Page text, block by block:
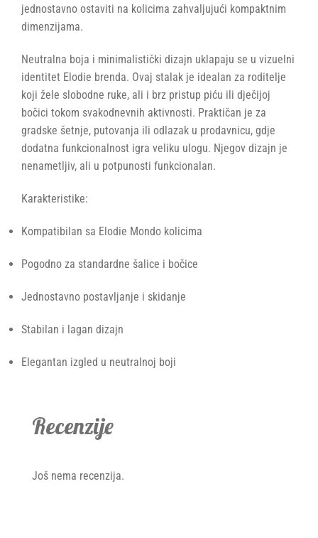
jednostavno ostaviti na kolicima zahvaljujući kompaktnim
dimenzijama.
Neutralna boja i minimalistički dizajn uklapaju se u vizuelni
identitet Elodie brenda. Ovaj stalak je idealan za roditelje
koji žele slobodne ruke, ali i brz pristup piću ili dječijoj
bočici tokom svakodnevnih aktivnosti. Praktičan je za
gradske šetnje, putovanja ili odlazak u prodavnicu, gdje
dodatna funkcionalnost igra veliku ulogu. Njegov dizajn je
nenametljiv, ali u potpunosti funkcionalan.
Karakteristike:
Kompatibilan sa Elodie Mondo kolicima
Pogodno za standardne šalice i bočice
Jednostavno postavljanje i skidanje
Stabilan i lagan dizajn
Elegantan izgled u neutralnoj boji
Recenzije
Još nema recenzija.